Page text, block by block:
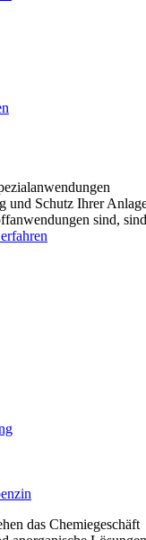
Schutz Ihrer
sind,
das Chemiegeschäft